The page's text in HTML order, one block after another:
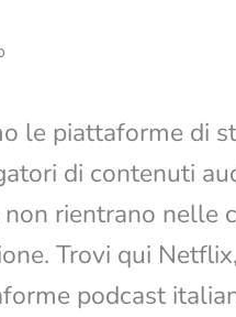
le piattaforme di
di contenuti
rientrano nelle
Trovi qui
podcast